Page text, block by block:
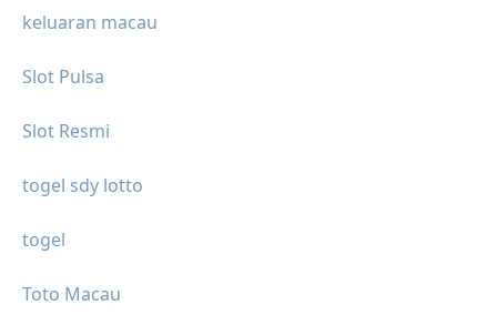
keluaran macau
Slot Pulsa
Slot Resmi
togel sdy lotto
togel
Toto Macau